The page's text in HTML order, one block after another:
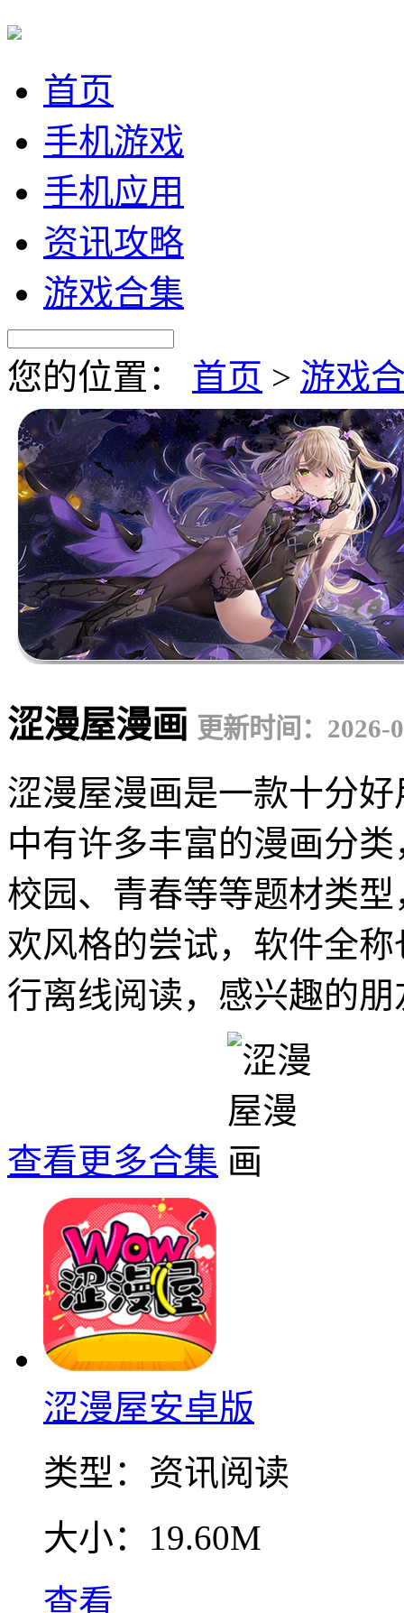
首页
手机游戏
手机应用
资讯攻略
游戏合集
您的位置： 首页 > 游戏
涩漫屋漫画 更新时间：2026-
涩漫屋漫画是一款十分
中有许多丰富的漫画分
校园、青春等等题材类
欢风格的尝试，软件全
行离线阅读，感兴趣的
查看更多合集
涩漫屋安卓版
类型： 资讯阅读
大小： 19.60M
查看